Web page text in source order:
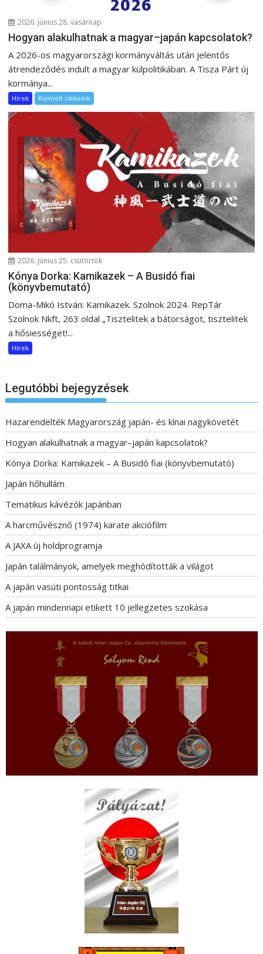
2026. június 28. vasárnap
Hogyan alakulhatnak a magyar–japán kapcsolatok?
A 2026-os magyarországi kormányváltás után jelentős
átrendeződés indult a magyar külpolitikában. A Tisza Párt új
kormánya...
Hírek Kiemelt cikkeink
2026. június 25. csütörtök
Kónya Dorka: Kamikazek – A Busidó fiai
(könyvbemutató)
Doma-Mikó István: Kamikazek. Szolnok 2024. RepTár
Szolnok Nkft, 263 oldal „Tisztelitek a bátorságot, tisztelitek
a hősiességet!...
Hírek
Legutóbbi bejegyzések
Hazarendelték Magyarország japán- és kínai nagykövetét
Hogyan alakulhatnak a magyar–japán kapcsolatok?
Kónya Dorka: Kamikazek – A Busidó fiai (könyvbemutató)
Japán hőhullám
Tematikus kávézók Japánban
A harcművésznő (1974) karate akciófilm
A JAXA új holdprogramja
Japán találmányok, amelyek meghódították a világot
A japán vasúti pontosság titkai
A japán mindennapi etikett 10 jellegzetes szokása